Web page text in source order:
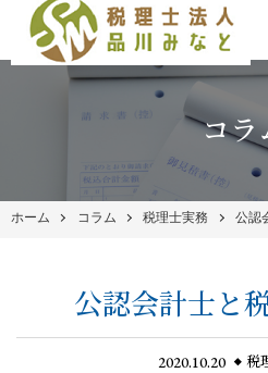
コラ
ホーム コラム 税理士実務 公認
公認会計士と
2020.10.20 税